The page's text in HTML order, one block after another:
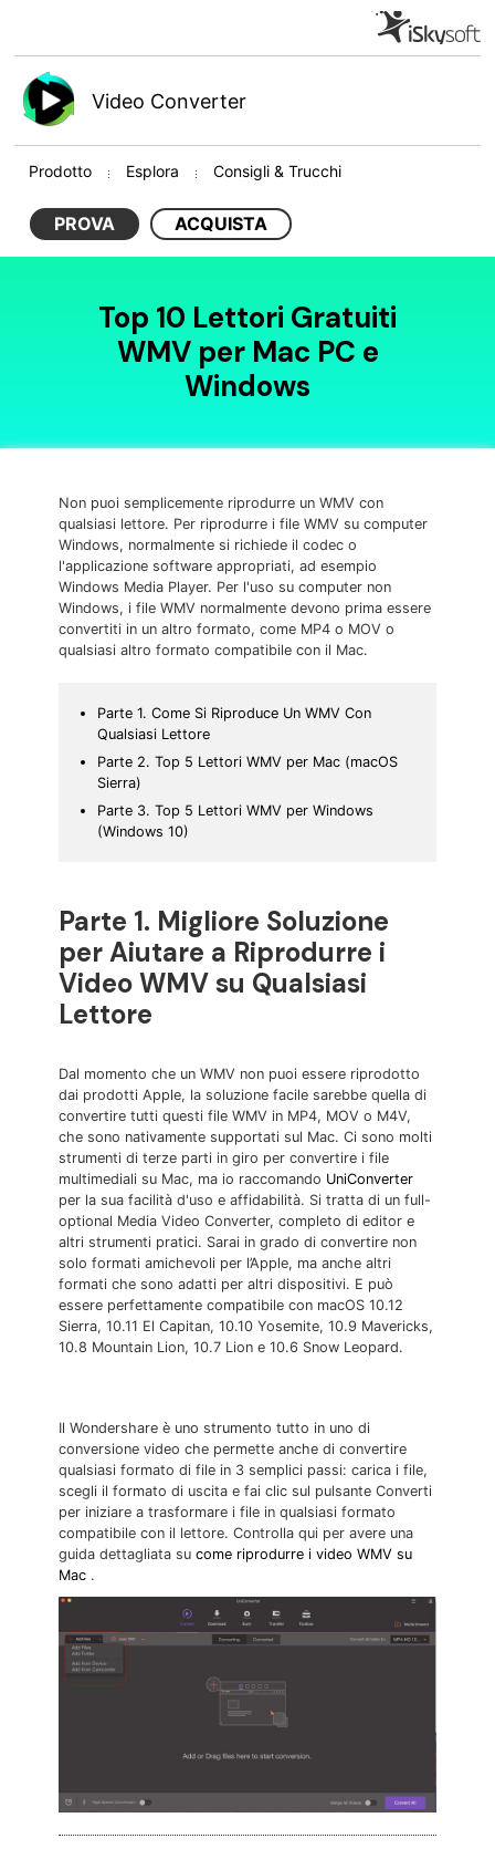
Video Converter
Prodotto Esplora Consigli & Trucchi
PROVA ACQUISTA
Top 10 Lettori Gratuiti
WMV per Mac PC e
Windows
Non puoi semplicemente riprodurre un WMV con
qualsiasi lettore. Per riprodurre i file WMV su computer
Windows, normalmente si richiede il codec o
l'applicazione software appropriati, ad esempio
Windows Media Player. Per l'uso su computer non
Windows, i file WMV normalmente devono prima essere
convertiti in un altro formato, come MP4 o MOV o
qualsiasi altro formato compatibile con il Mac.
Parte 1. Come Si Riproduce Un WMV Con
Qualsiasi Lettore
Parte 2. Top 5 Lettori WMV per Mac (macOS
Sierra)
Parte 3. Top 5 Lettori WMV per Windows
(Windows 10)
Parte 1. Migliore Soluzione
per Aiutare a Riprodurre i
Video WMV su Qualsiasi
Lettore
Dal momento che un WMV non puoi essere riprodotto
dai prodotti Apple, la soluzione facile sarebbe quella di
convertire tutti questi file WMV in MP4, MOV o M4V,
che sono nativamente supportati sul Mac. Ci sono molti
strumenti di terze parti in giro per convertire i file
multimediali su Mac, ma io raccomando UniConverter
per la sua facilità d'uso e affidabilità. Si tratta di un full-
optional Media Video Converter, completo di editor e
altri strumenti pratici. Sarai in grado di convertire non
solo formati amichevoli per l’Apple, ma anche altri
formati che sono adatti per altri dispositivi. E può
essere perfettamente compatibile con macOS 10.12
Sierra, 10.11 El Capitan, 10.10 Yosemite, 10.9 Mavericks,
10.8 Mountain Lion, 10.7 Lion e 10.6 Snow Leopard.
IlWondershareè uno strumento tutto in uno di
conversione video che permette anche di convertire
qualsiasi formato di file in 3 semplici passi: carica i file,
scegli il formato di uscita e fai clic sul pulsante Converti
per iniziare a trasformare i file in qualsiasi formato
compatibile con il lettore. Controlla qui per avere una
guida dettagliata sucome riprodurre i video WMV su
Mac .